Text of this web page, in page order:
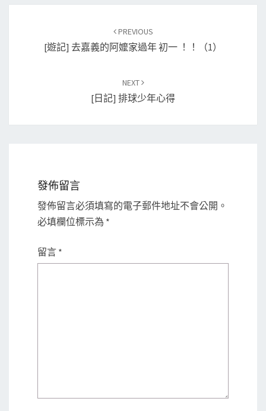
navigation
PREVIOUS
[遊記] 去嘉義的阿嬤家過年 初一 ！！（1）
NEXT
[日記] 排球少年心得
發佈留言
發佈留言必須填寫的電子郵件地址不會公開。
必填欄位標示為 *
留言 *